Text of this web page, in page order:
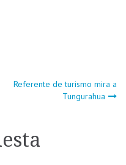
Referente de turismo mira a
Tungurahua